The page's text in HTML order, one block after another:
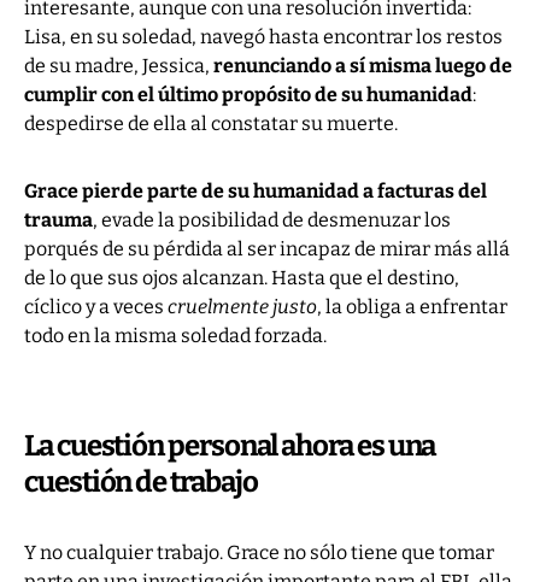
interesante, aunque con una resolución invertida:
Lisa, en su soledad, navegó hasta encontrar los restos
de su madre, Jessica, renunciando a sí misma luego de
cumplir con el último propósito de su humanidad:
despedirse de ella al constatar su muerte.
Grace pierde parte de su humanidad a facturas del
trauma, evade la posibilidad de desmenuzar los
porqués de su pérdida al ser incapaz de mirar más allá
de lo que sus ojos alcanzan. Hasta que el destino,
cíclico y a veces cruelmente justo, la obliga a enfrentar
todo en la misma soledad forzada.
La cuestión personal ahora es una
cuestión de trabajo
Y no cualquier trabajo. Grace no sólo tiene que tomar